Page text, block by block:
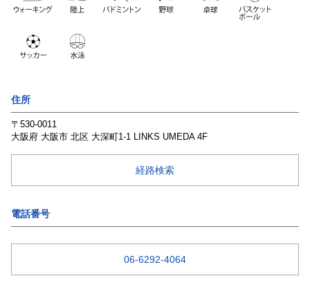
住所
〒530-0011
大阪府 大阪市 北区 大深町1-1 LINKS UMEDA 4F
経路検索
電話番号
06-6292-4064